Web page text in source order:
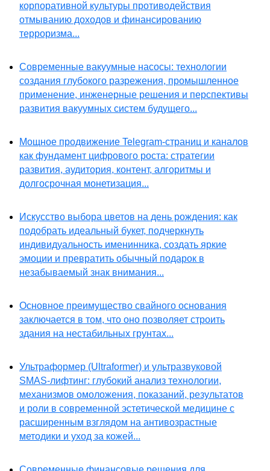
корпоративной культуры противодействия
отмыванию доходов и финансированию
терроризма...
Современные вакуумные насосы: технологии
создания глубокого разрежения, промышленное
применение, инженерные решения и перспективы
развития вакуумных систем будущего...
Мощное продвижение Telegram-страниц и каналов
как фундамент цифрового роста: стратегии
развития, аудитория, контент, алгоритмы и
долгосрочная монетизация...
Искусство выбора цветов на день рождения: как
подобрать идеальный букет, подчеркнуть
индивидуальность именинника, создать яркие
эмоции и превратить обычный подарок в
незабываемый знак внимания...
Основное преимущество свайного основания
заключается в том, что оно позволяет строить
здания на нестабильных грунтах...
Ультраформер (Ultraformer) и ультразвуковой
SMAS-лифтинг: глубокий анализ технологии,
механизмов омоложения, показаний, результатов
и роли в современной эстетической медицине с
расширенным взглядом на антивозрастные
методики и уход за кожей...